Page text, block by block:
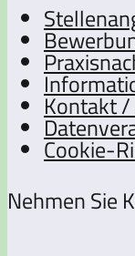
Kontakt
Cookie-
Nehmen Sie